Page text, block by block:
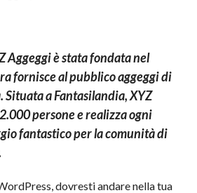
Aggeggi è stata fondata nel
fornisce al pubblico aggeggi di
a Fantasilandia, XYZ
persone e realizza ogni
fantastico per la comunità di
dovresti andare nella tua